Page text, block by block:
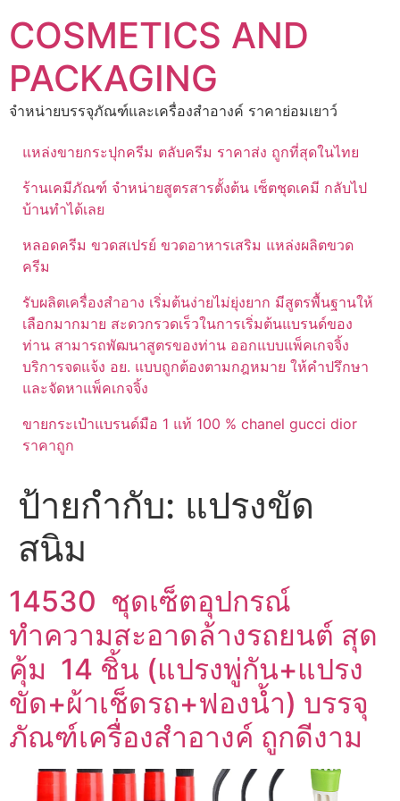
to
content
COSMETICS AND
PACKAGING
จำหน่ายบรรจุภัณฑ์และเครื่องสำอางค์ ราคาย่อมเยาว์
แหล่งขายกระปุกครีม ตลับครีม ราคาส่ง ถูกที่สุดในไทย
ร้านเคมีภัณฑ์ จำหน่ายสูตรสารตั้งต้น เซ็ตชุดเคมี กลับไป
บ้านทำได้เลย
หลอดครีม ขวดสเปรย์ ขวดอาหารเสริม แหล่งผลิตขวด
ครีม
รับผลิตเครื่องสำอาง เริ่มต้นง่ายไม่ยุ่งยาก มีสูตรพื้นฐานให้
เลือกมากมาย สะดวกรวดเร็วในการเริ่มต้นแบรนด์ของ
ท่าน สามารถพัฒนาสูตรของท่าน ออกแบบแพ็คเกจจิ้ง
บริการจดแจ้ง อย. แบบถูกต้องตามกฎหมาย ให้คำปรึกษา
และจัดหาแพ็คเกจจิ้ง
ขายกระเป๋าแบรนด์มือ 1 แท้ 100 % chanel gucci dior
ราคาถูก
ป้ายกำกับ: แปรงขัด
สนิม
14530 ชุดเซ็ตอุปกรณ์
ทำความสะอาดล้างรถยนต์ สุด
คุ้ม 14 ชิ้น (แปรงพู่กัน+แปรง
ขัด+ผ้าเช็ดรถ+ฟองน้ำ) บรรจุ
ภัณฑ์เครื่องสำอางค์ ถูกดีงาม